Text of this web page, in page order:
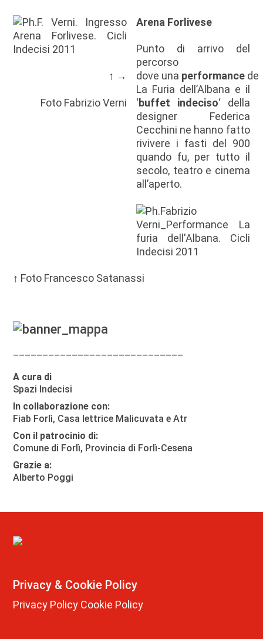
↑ →
Foto Fabrizio Verni
Arena Forlivese
Punto di arrivo del
percorso
dove una performance de
La Furia dell’Albana e il
‘buffet indeciso‘ della
designer Federica
Cecchini ne hanno fatto
rivivere i fasti del 900
quando fu, per tutto il
secolo, teatro e cinema
all’aperto.
↑ Foto Francesco Satanassi
A cura di
Spazi Indecisi
In collaborazione con:
Fiab Forlì, Casa lettrice Malicuvata eAtr
Con il patrocinio di:
Comune di Forlì, Provincia di Forlì-Cesena
Grazie a:
Alberto Poggi
Privacy & Cookie Policy
Privacy Policy Cookie Policy